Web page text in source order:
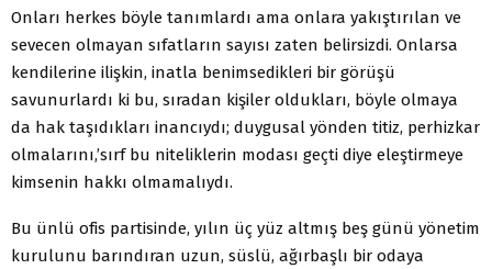
Onları herkes böyle tanımlardı ama onlara yakıştırılan ve
sevecen olmayan sıfatların sayısı zaten belirsizdi. Onlarsa
kendilerine ilişkin, inatla benimsedikleri bir görüşü
savunurlardı ki bu, sıradan kişiler oldukları, böyle olmaya
da hak taşıdıkları inancıydı; duygusal yönden titiz, perhizkar
olmalarını,’sırf bu niteliklerin modası geçti diye eleştirmeye
kimsenin hakkı olmamalıydı.
Bu ünlü ofis partisinde, yılın üç yüz altmış beş günü yönetim
kurulunu barındıran uzun, süslü, ağırbaşlı bir odaya